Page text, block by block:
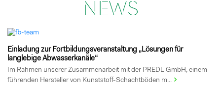
NEWS
Einladung zur Fortbildungsveranstaltung „Lösungen für
langlebige Abwasserkanäle“
Im Rahmen unserer Zusammenarbeit mit der PREDL GmbH, einem
führenden Hersteller von Kunststoff-Schachtböden m...